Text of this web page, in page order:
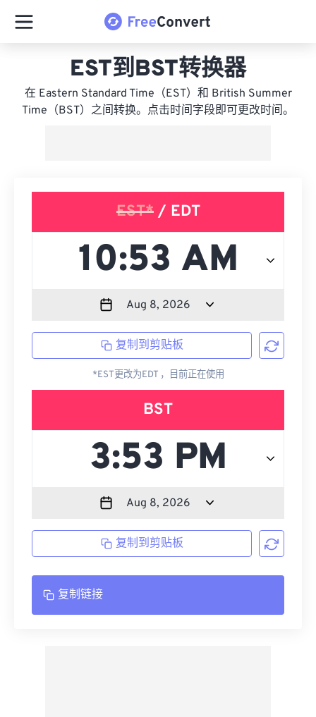
EST到BST转换器
在 Eastern Standard Time（EST）和 British Summer
Time（BST）之间转换。点击时间字段即可更改时间。
EST*/ EDT
复制到剪贴板
*EST更改为EDT ，目前正在使用
BST
复制到剪贴板
复制链接